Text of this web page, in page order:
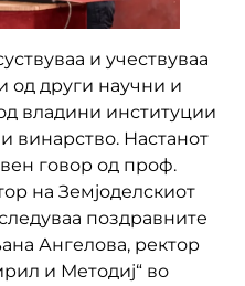
и учествуваа
од други научни и
владини институции
винарство. Настанот
говор од проф.
на Земјоделскиот
поздравните
Ангелова, ректор
и Методиј“ во